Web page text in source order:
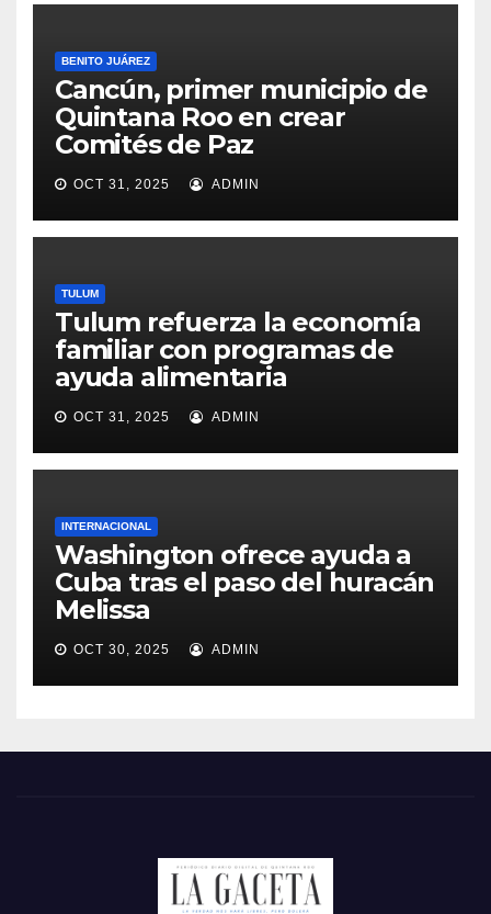
BENITO JUÁREZ
Cancún, primer municipio de
Quintana Roo en crear
Comités de Paz
OCT 31, 2025 ADMIN
TULUM
Tulum refuerza la economía
familiar con programas de
ayuda alimentaria
OCT 31, 2025 ADMIN
INTERNACIONAL
Washington ofrece ayuda a
Cuba tras el paso del huracán
Melissa
OCT 30, 2025 ADMIN